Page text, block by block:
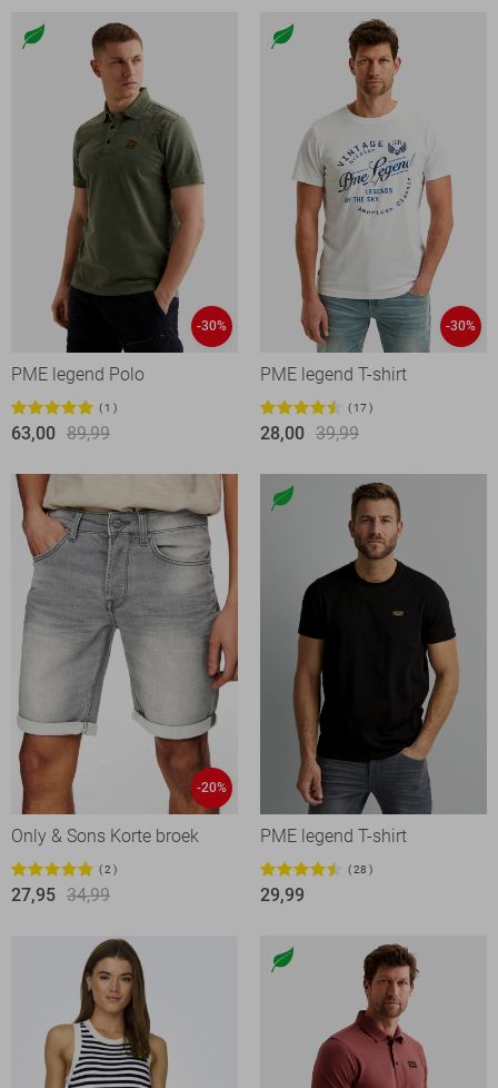
-30%
PME legend Polo
1
63,00 89,99
-30%
PME legend T-shirt
17
28,00 39,99
-20%
Only & Sons Korte broek
2
27,95 34,99
PME legend T-shirt
28
29,99